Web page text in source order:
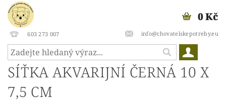
603 273 007 info@chovatelskepotreby.eu
0 Kč
SÍŤKA AKVARIJNÍ ČERNÁ 10 X
7,5 CM